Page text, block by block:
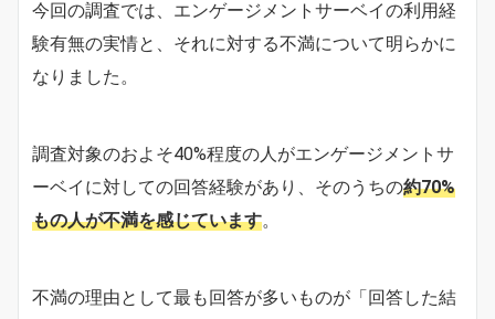
今回の調査では、エンゲージメントサーベイの利用経
験有無の実情と、それに対する不満について明らかに
なりました。
調査対象のおよそ40%程度の人がエンゲージメントサ
ーベイに対しての回答経験があり、そのうちの約70%
もの人が不満を感じています。
不満の理由として最も回答が多いものが「回答した結